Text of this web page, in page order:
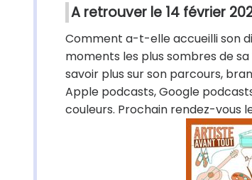
A retrouver le 14 février
Comment a-t-elle accueilli son
moments les plus sombres de
savoir plus sur son parcours,
Apple podcasts, Google
couleurs. Prochain rendez-vous